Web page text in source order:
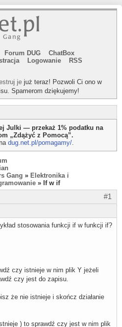
Forum DUG
ChatBox
Logowanie
RSS
je już teraz! Pozwoli Ci ono w
Spamerom dziękujemy!
Julki — przekaż 1% podatku na
„Zdążyć z Pomocą”.
dug.net.pl/pomagamy/.
Gang » Elektronika i
» If w if
#1
stosowania funkcji if w funkcji if?
czy istnieje w nim plik Y jeżeli
czy jest do zapisu.
że nie istnieje i skończ działanie
) to sprawdź czy jest w nim plik